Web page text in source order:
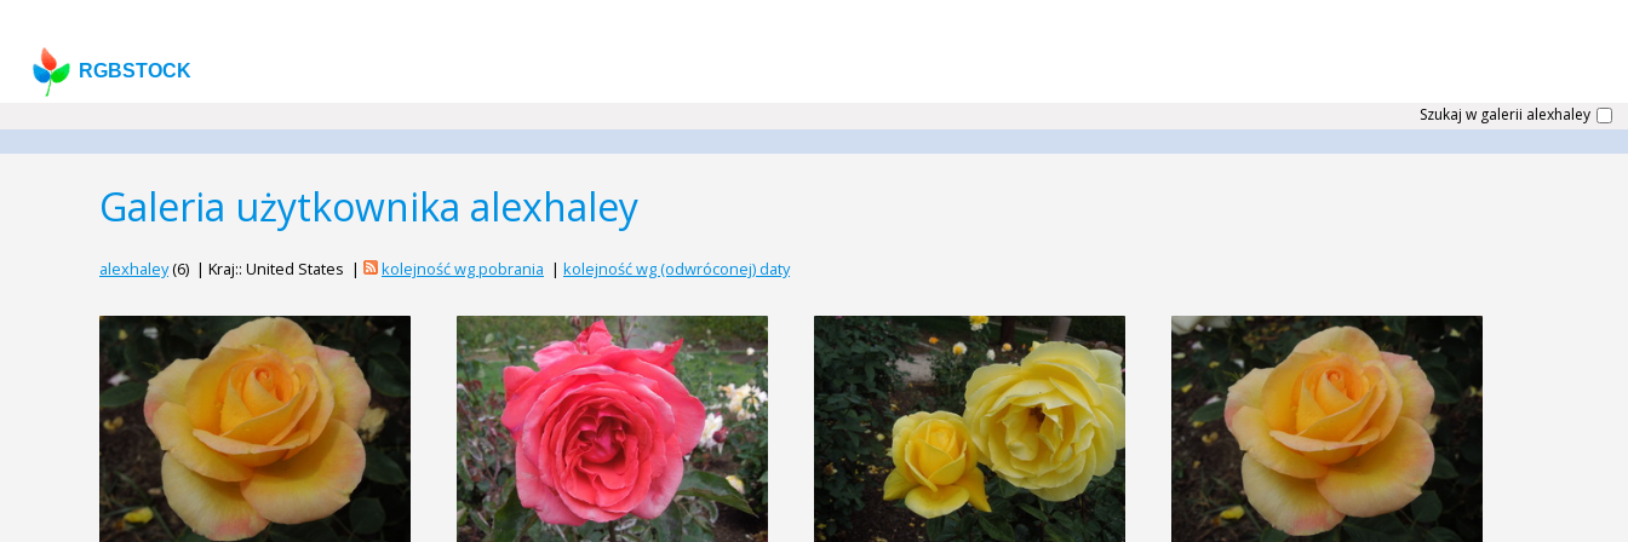
RGBSTOCK
Szukaj w galerii alexhaley
Galeria użytkownika alexhaley
alexhaley(6) | Kraj:: United States | kolejność wg pobrania | kolejność wg (odwróconej) daty